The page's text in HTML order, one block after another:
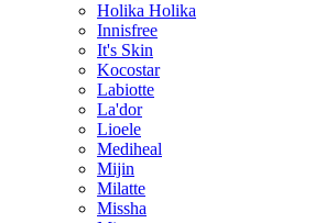
Holika Holika
Innisfree
It's Skin
Kocostar
Labiotte
La'dor
Lioele
Mediheal
Mijin
Milatte
Missha